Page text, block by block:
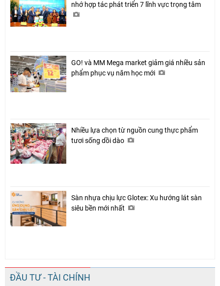
nhớ hợp tác phát triển 7 lĩnh vực trọng tâm
GO! và MM Mega market giảm giá nhiều sản
phẩm phục vụ năm học mới
Nhiều lựa chọn từ nguồn cung thực phẩm
tươi sống dồi dào
Sàn nhựa chịu lực Glotex: Xu hướng lát sàn
siêu bền mới nhất
ĐẦU TƯ - TÀI CHÍNH